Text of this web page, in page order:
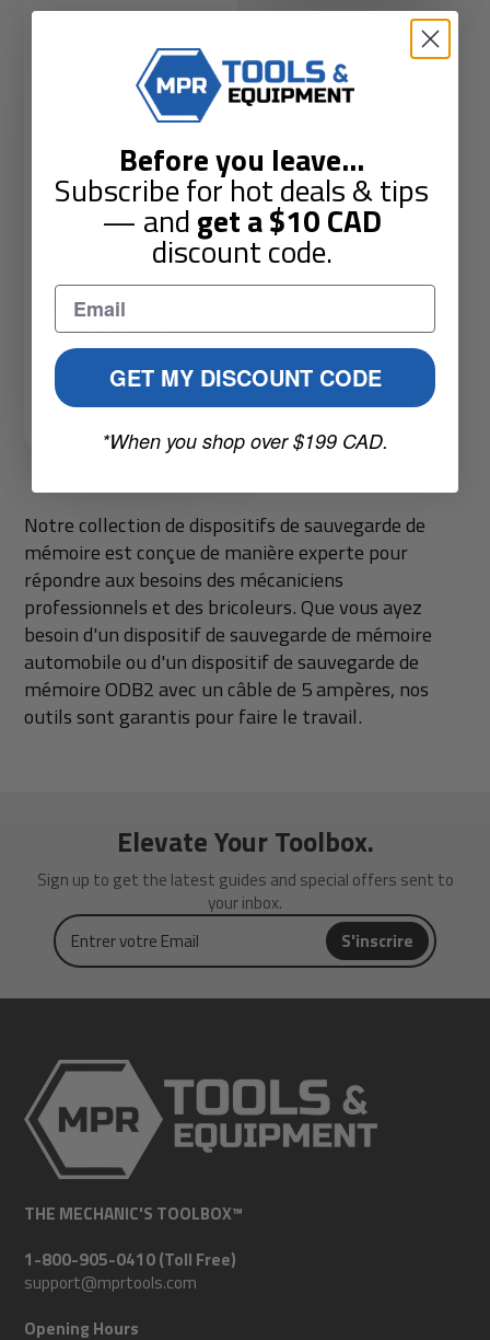
Équipement associé
MS6209 Câble adaptateur
d'économiseur de mémoire
ATEC
(0)
Prix
soldé
$49.98 CADPrix
habituel
$62.47 CAD
Épuisé
Notre collection de dispositifs de sauvegarde de
mémoire est conçue de manière experte pour
répondre aux besoins des mécaniciens
professionnels et des bricoleurs. Que vous ayez
besoin d'un dispositif de sauvegarde de mémoire
automobile ou d'un dispositif de sauvegarde de
mémoire ODB2 avec un câble de 5 ampères, nos
outils sont garantis pour faire le travail.
Elevate Your Toolbox.
Sign up to get the latest guides and special offers sent to
your inbox.
Entrer
votre
Email
S'inscrire
THE MECHANIC'S TOOLBOX™
1-800-905-0410 (Toll Free)
support@mprtools.com
Opening Hours
Before you leave...
Subscribe for hot deals & tips
— andget a$10CAD
discount code.
GET MY DISCOUNT CODE
*When you shop over $199 CAD.